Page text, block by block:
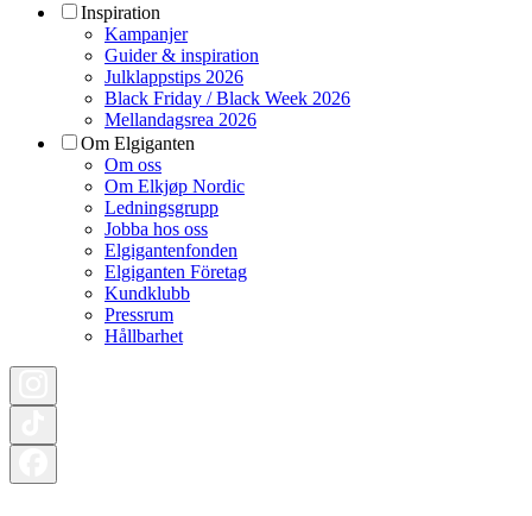
Inspiration
Kampanjer
Guider & inspiration
Julklappstips 2026
Black Friday / Black Week 2026
Mellandagsrea 2026
Om Elgiganten
Om oss
Om Elkjøp Nordic
Ledningsgrupp
Jobba hos oss
Elgigantenfonden
Elgiganten Företag
Kundklubb
Pressrum
Hållbarhet